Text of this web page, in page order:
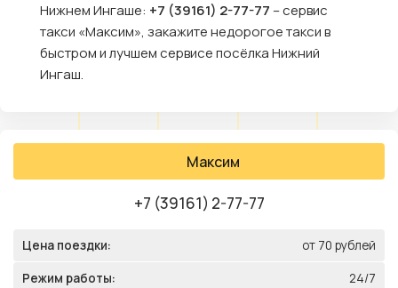
Нижнем Ингаше: +7 (39161) 2-77-77 – сервис
такси «Максим», закажите недорогое такси в
быстром и лучшем сервисе посёлка Нижний
Ингаш.
Максим
+7 (39161) 2-77-77
Цена поездки: от 70 рублей
Режим работы: 24/7